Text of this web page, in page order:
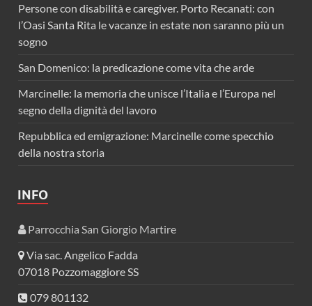
Persone con disabilità e caregiver. Porto Recanati: con
l’Oasi Santa Rita le vacanze in estate non saranno più un
sogno
San Domenico: la predicazione come vita che arde
Marcinelle: la memoria che unisce l’Italia e l’Europa nel
segno della dignità del lavoro
Repubblica ed emigrazione: Marcinelle come specchio
della nostra storia
INFO
Parrocchia San Giorgio Martire
Via sac. Angelico Fadda
07018 Pozzomaggiore SS
079 801132